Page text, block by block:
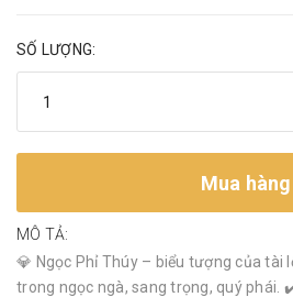
SỐ LƯỢNG:
Mua hàng
MÔ TẢ:
💎 Ngọc Phỉ Thúy – biểu tượng của tài
trong ngọc ngà, sang trọng, quý phái.